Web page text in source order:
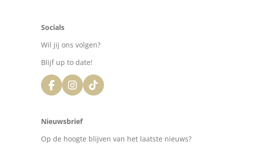
Socials
Wil jij ons volgen?
Blijf up to date!
F
a
e
b
o
I
n
t
a
g
T
i
k
Nieuwsbrief
Op de hoogte blijven van het laatste nieuws?